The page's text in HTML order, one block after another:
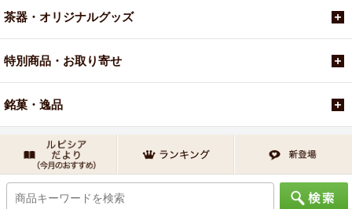
茶器・オリジナルグッズ
特別商品・お取り寄せ
銘菓・逸品